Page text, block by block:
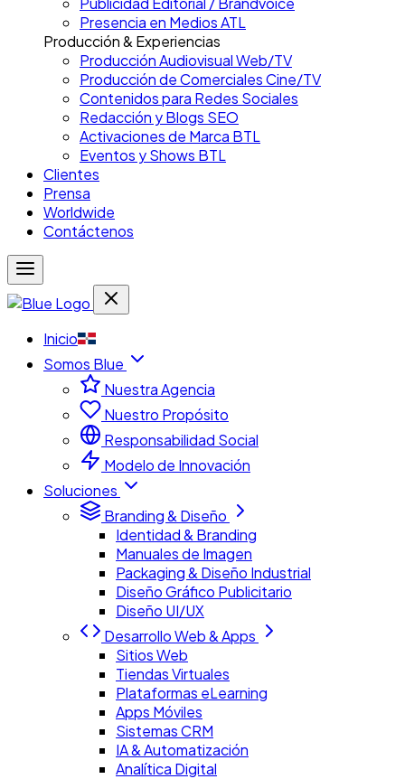
Presencia en Medios ATL
Producción & Experiencias
Producción Audiovisual Web/TV
Producción de Comerciales Cine/TV
Contenidos para Redes Sociales
Redacción y Blogs SEO
Activaciones de Marca BTL
Eventos y Shows BTL
Clientes
Prensa
Worldwide
Contáctenos
Inicio
Somos Blue
Nuestra Agencia
Nuestro Propósito
Responsabilidad Social
Modelo de Innovación
Soluciones
Branding & Diseño
Identidad & Branding
Manuales de Imagen
Packaging & Diseño Industrial
Diseño Gráfico Publicitario
Diseño UI/UX
Desarrollo Web & Apps
Sitios Web
Tiendas Virtuales
Plataformas eLearning
Apps Móviles
Sistemas CRM
IA & Automatización
Analítica Digital